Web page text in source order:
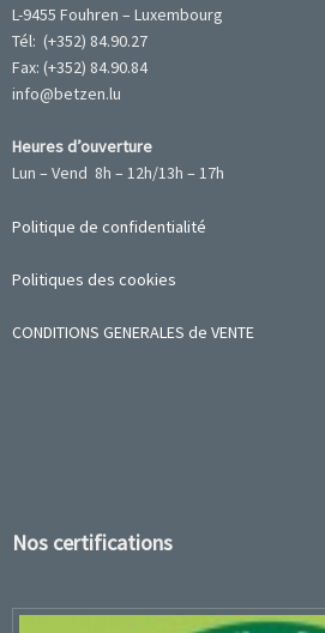
L-9455 Fouhren – Luxembourg
Tél: (+352) 84.90.27
Fax: (+352) 84.90.84
info@betzen.lu
Heures d’ouverture
Lun – Vend 8h – 12h/13h – 17h
Politique de confidentialité
Politiques des cookies
CONDITIONS GENERALES de VENTE
Nos certifications